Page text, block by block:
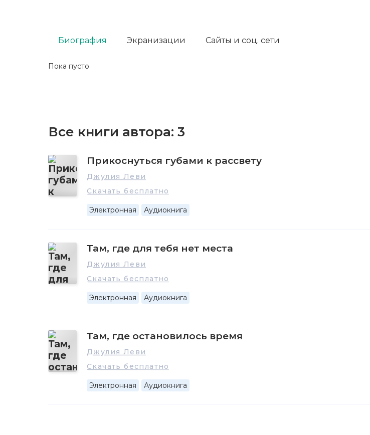
Пока пусто
Биография Экранизации Сайты и соц. сети
Все книги автора: 3
Прикоснуться губами к рассвету
Джулия Леви
Скачать бесплатно
Электронная Аудиокнига
Там, где для тебя нет места
Джулия Леви
Скачать бесплатно
Электронная Аудиокнига
Там, где остановилось время
Джулия Леви
Скачать бесплатно
Электронная Аудиокнига